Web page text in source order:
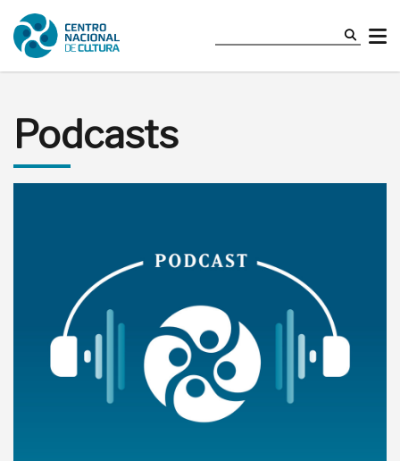
Podcasts